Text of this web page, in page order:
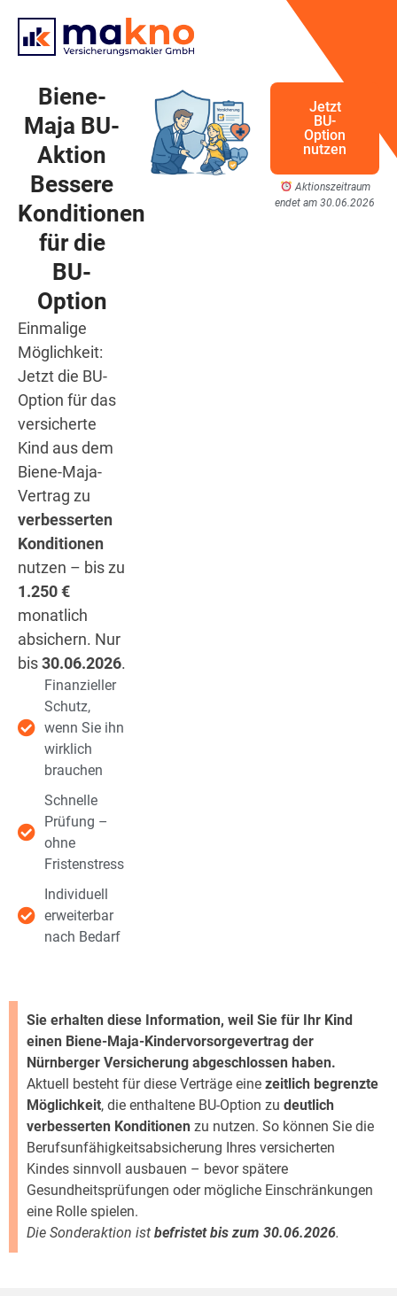
Biene-
Maja BU-
Aktion
Bessere
Konditionen
für die
BU-
Option
Einmalige
Möglichkeit:
Jetzt die BU-
Option für das
versicherte
Kind aus dem
Biene-Maja-
Vertrag zu
verbesserten
Konditionen
nutzen – bis zu
1.250 €
monatlich
absichern. Nur
bis30.06.2026.
Finanzieller
Schutz,
wenn Sie ihn
wirklich
brauchen
Schnelle
Prüfung –
ohne
Fristenstress
Individuell
erweiterbar
nach Bedarf
Jetzt
BU-
Option
nutzen
Aktionszeitraum
endet am 30.06.2026
Sie erhalten diese Information, weil Sie für Ihr Kind
einen Biene-Maja-Kindervorsorgevertrag der
Nürnberger Versicherung abgeschlossen haben.
Aktuell besteht für diese Verträge eine zeitlich begrenzte
Möglichkeit, die enthaltene BU-Option zu deutlich
verbesserten Konditionen zu nutzen. So können Sie die
Berufsunfähigkeitsabsicherung Ihres versicherten
Kindes sinnvoll ausbauen – bevor spätere
Gesundheitsprüfungen oder mögliche Einschränkungen
eine Rolle spielen.
Die Sonderaktion ist befristet bis zum 30.06.2026.